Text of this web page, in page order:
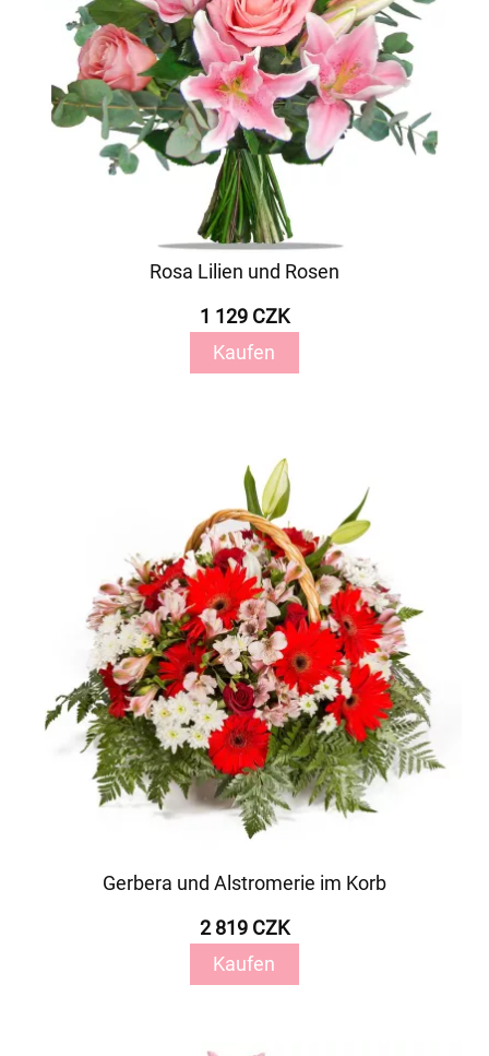
Rosa Lilien und Rosen
1 129 CZK
Kaufen
Gerbera und Alstromerie im Korb
2 819 CZK
Kaufen